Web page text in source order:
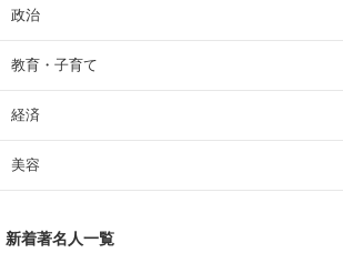
政治
教育・子育て
経済
美容
新着著名人一覧